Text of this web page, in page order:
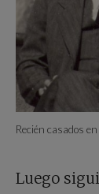
Recién casados
Luego